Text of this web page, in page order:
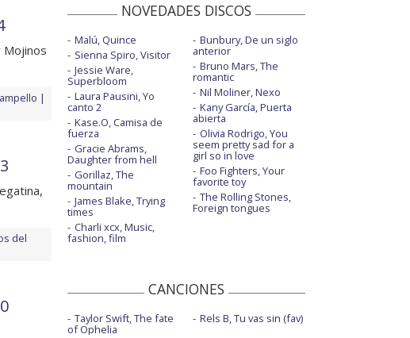
Mojinos
del
NOVEDADES DISCOS
Malú, Quince
Sienna Spiro, Visitor
Jessie Ware,
Superbloom
Laura Pausini, Yo
canto 2
Kase.O, Camisa de
fuerza
Gracie Abrams,
Daughter from hell
Gorillaz, The
mountain
James Blake, Trying
times
Charli xcx, Music,
fashion, film
Bunbury, De un siglo
anterior
Bruno Mars, The
romantic
Nil Moliner, Nexo
Kany García, Puerta
abierta
Olivia Rodrigo, You
seem pretty sad for a
girl so in love
Foo Fighters, Your
favorite toy
The Rolling Stones,
Foreign tongues
CANCIONES
Taylor Swift, The fate
of Ophelia
Rels B, Tu vas sin (fav)